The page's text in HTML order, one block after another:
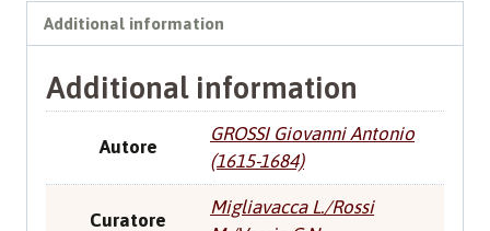
Settimana
Santa
quantity
Additional information
Additional information
Autore
GROSSI Giovanni Antonio
(1615-1684)
Curatore
Migliavacca L./Rossi